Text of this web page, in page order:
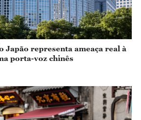
Japão representa ameaça real à
porta-voz chinês